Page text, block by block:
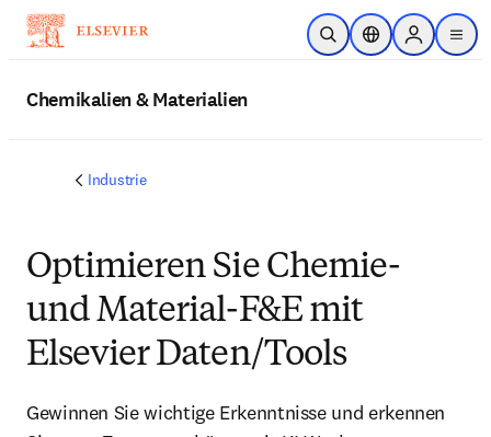
Zum Hauptinhalt wechseln
Suche öffnenStandortauswahl
Sign in to
menu
Chemikalien & Materialien
Industrie
Optimieren Sie Chemie-
und Material-F&E mit
Elsevier Daten/Tools
Gewinnen Sie wichtige Erkenntnisse und erkennen